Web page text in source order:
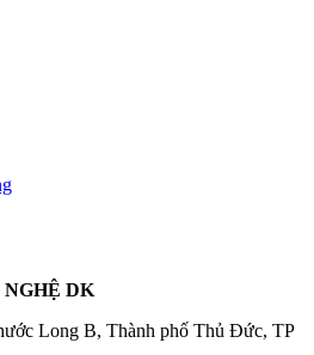
NGHỆ DK
Long B, Thành phố Thủ Đức, TP